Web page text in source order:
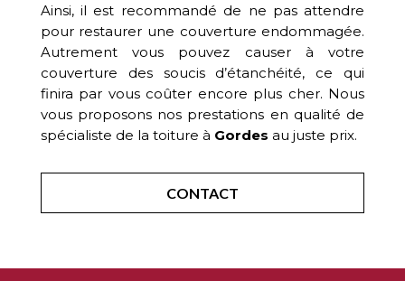
Ainsi, il est recommandé de ne pas attendre
pour restaurer une couverture endommagée.
Autrement vous pouvez causer à votre
couverture des soucis d’étanchéité, ce qui
finira par vous coûter encore plus cher. Nous
vous proposons nos prestations en qualité de
spécialiste de la toiture à Gordes au juste prix.
CONTACT